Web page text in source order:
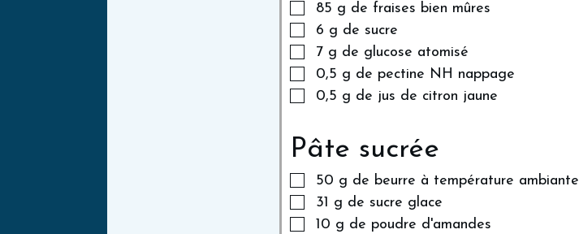
85 g de fraises bien mûres
6 g de sucre
7 g de glucose atomisé
0,5 g de pectine NH nappage
0,5 g de jus de citron jaune
Pâte sucrée
50 g de beurre à température ambiante
31 g de sucre glace
10 g de poudre d'amandes